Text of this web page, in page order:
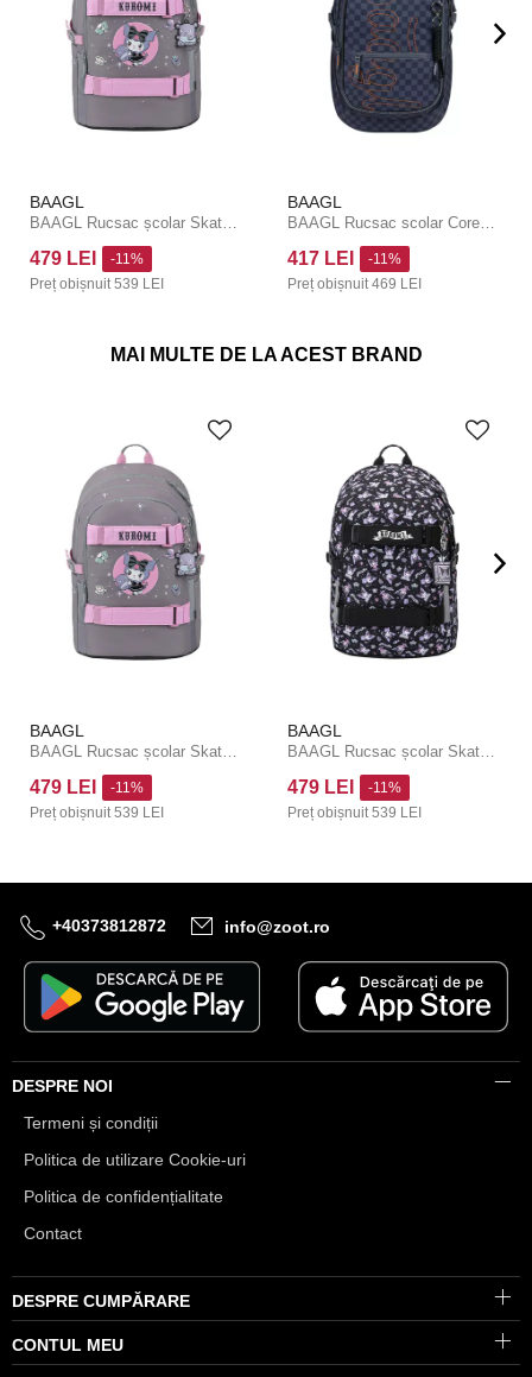
BAAGL
479 LEI
Preț obișnuit 539 LEI
-11%
BAAGL
417 LEI
Preț obișnuit 469 LEI
-11%
MAI MULTE DE LA ACEST BRAND
BAAGL
BAAGL Rucsac școlar Skate Kuromi Grey GRS
479 LEI
Preț obișnuit 539 LEI
-11%
BAAGL
BAAGL Rucsac școlar Skate Kuromi Black GRS
479 LEI
Preț obișnuit 539 LEI
-11%
+40373812872 info@zoot.ro
DESPRE NOI
Termeni și condiții
Politica de utilizare Cookie-uri
Politica de confidențialitate
Contact
DESPRE CUMPĂRARE
CONTUL MEU